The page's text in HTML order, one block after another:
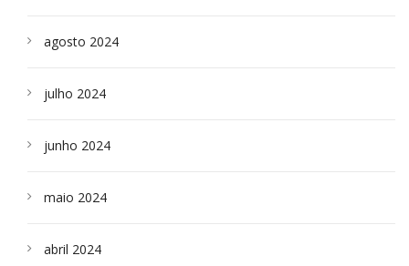
agosto 2024
julho 2024
junho 2024
maio 2024
abril 2024